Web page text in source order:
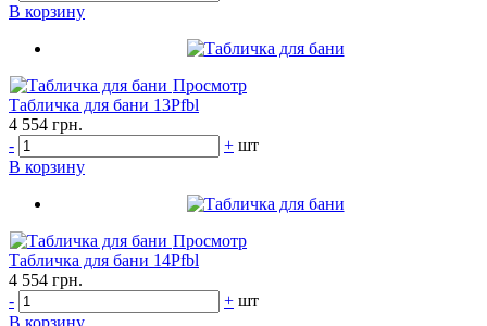
В корзину
Просмотр
Табличка для бани 13Pfbl
4 554 грн.
-
+ шт
В корзину
Просмотр
Табличка для бани 14Pfbl
4 554 грн.
-
+ шт
В корзину